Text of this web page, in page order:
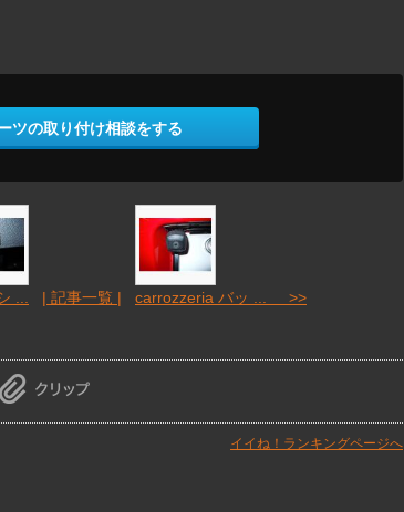
ツの取り付け相談をする
... | 記事一覧 | carrozzeria バッ ... >>
イイね！ランキングページへ